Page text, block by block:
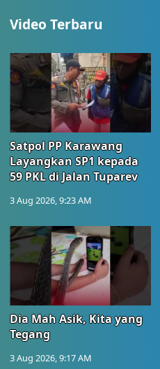
Video Terbaru
Satpol PP Karawang
Layangkan SP1 kepada
59 PKL di Jalan Tuparev
3 Aug 2026, 9:23 AM
Dia Mah Asik, Kita yang
Tegang
3 Aug 2026, 9:17 AM